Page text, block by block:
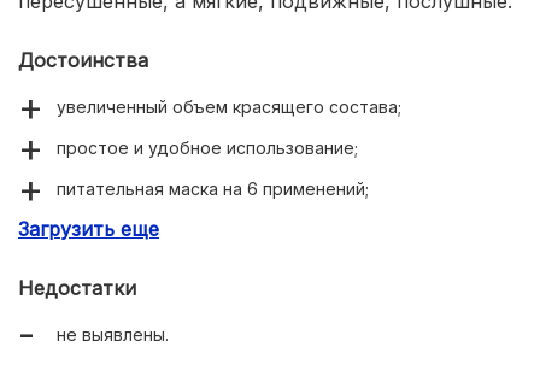
Достоинства
увеличенный объем красящего состава;
простое и удобное использование;
питательная маска на 6 применений;
придание зеркального блеска и мягкости.
Загрузить еще
Недостатки
не выявлены.